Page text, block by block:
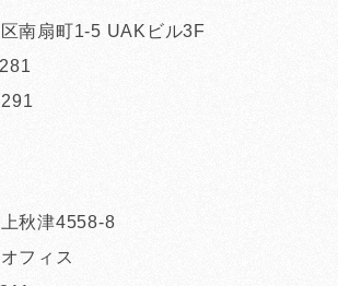
南扇町1-5 UAKビル3F
秋津4558-8
フィス